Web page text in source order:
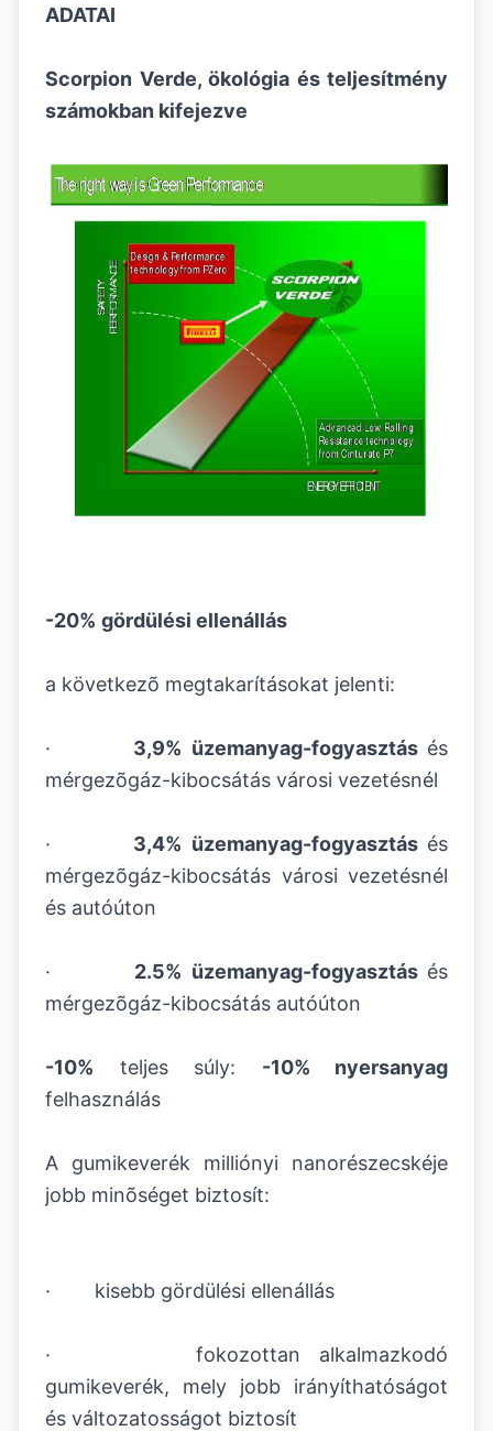
ADATAI
Scorpion Verde, ökológia és teljesítmény
számokban kifejezve
-20% gördülési ellenállás
a következõ megtakarításokat jelenti:
· 3,9% üzemanyag-fogyasztás és
mérgezõgáz-kibocsátás városi vezetésnél
· 3,4% üzemanyag-fogyasztás és
mérgezõgáz-kibocsátás városi vezetésnél
és autóúton
· 2.5% üzemanyag-fogyasztás és
mérgezõgáz-kibocsátás autóúton
-10% teljes súly: -10% nyersanyag
felhasználás
A gumikeverék milliónyi nanorészecskéje
jobb minõséget biztosít:
· kisebb gördülési ellenállás
· fokozottan alkalmazkodó
gumikeverék, mely jobb irányíthatóságot
és változatosságot biztosít